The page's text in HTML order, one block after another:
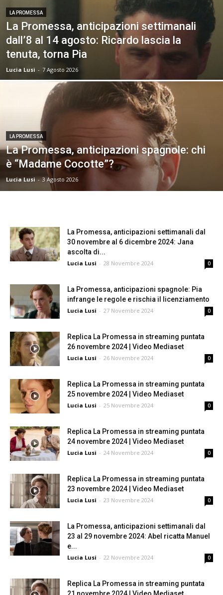
LA PROMESSA
La Promessa, anticipazioni settimanali
dall’8 al 14 agosto: Ricardo lascia la
tenuta, torna Pia
Lucia Lusi - 7 Agosto 2026
LA PROMESSA
La Promessa, anticipazioni spagnole: chi
è “Madame Cocotte”?
Lucia Lusi - 3 Agosto 2026
La Promessa, anticipazioni settimanali dal
30 novembre al 6 dicembre 2024: Jana
ascolta di...
Lucia Lusi - 28 Novembre 2024 0
La Promessa, anticipazioni spagnole: Pia
infrange le regole e rischia il licenziamento
Lucia Lusi - 27 Novembre 2024 0
Replica La Promessa in streaming puntata
26 novembre 2024 | Video Mediaset
Lucia Lusi - 26 Novembre 2024 0
Replica La Promessa in streaming puntata
25 novembre 2024 | Video Mediaset
Lucia Lusi - 25 Novembre 2024 0
Replica La Promessa in streaming puntata
24 novembre 2024 | Video Mediaset
Lucia Lusi - 24 Novembre 2024 0
Replica La Promessa in streaming puntata
23 novembre 2024 | Video Mediaset
Lucia Lusi - 23 Novembre 2024 0
La Promessa, anticipazioni settimanali dal
23 al 29 novembre 2024: Abel ricatta Manuel
e...
Lucia Lusi - 22 Novembre 2024 0
Replica La Promessa in streaming puntata